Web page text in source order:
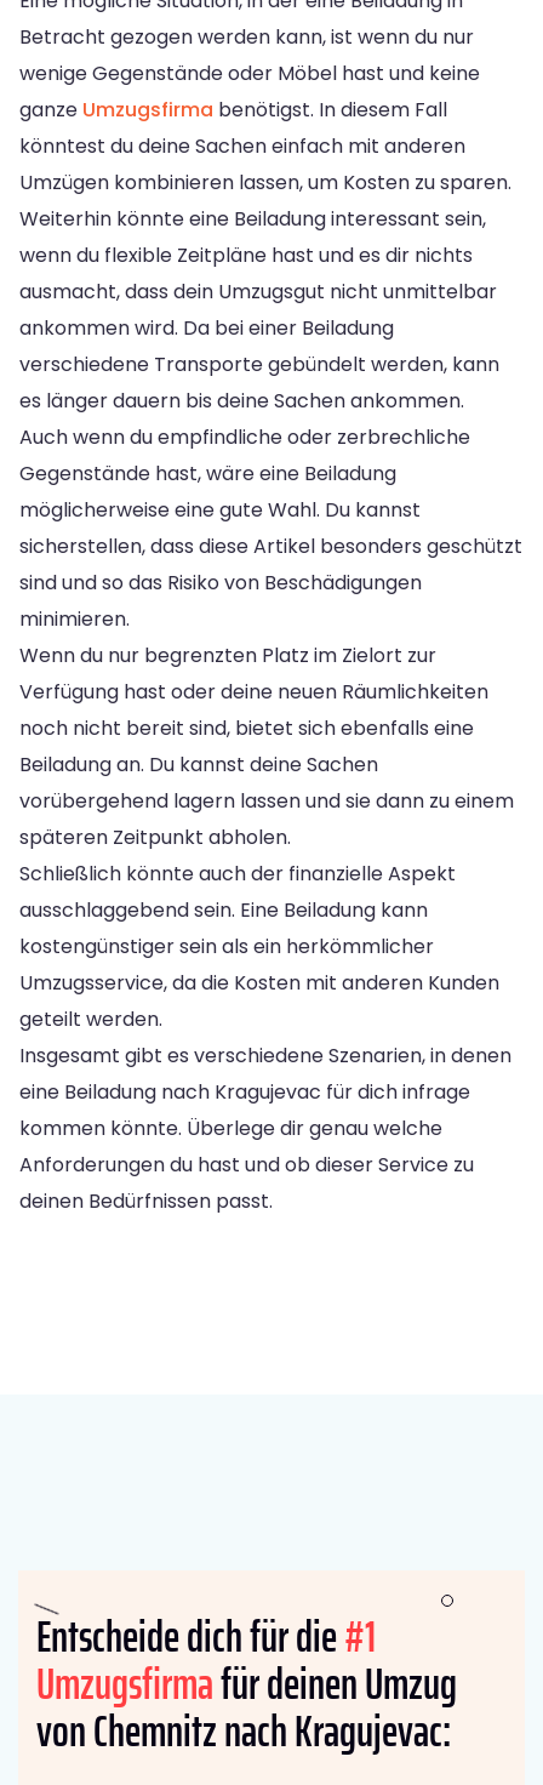
Betracht gezogen werden kann, ist wenn du nur
wenige Gegenstände oder Möbel hast und keine
ganze Umzugsfirma benötigst. In diesem Fall
könntest du deine Sachen einfach mit anderen
Umzügen kombinieren lassen, um Kosten zu sparen.
Weiterhin könnte eine Beiladung interessant sein,
wenn du flexible Zeitpläne hast und es dir nichts
ausmacht, dass dein Umzugsgut nicht unmittelbar
ankommen wird. Da bei einer Beiladung
verschiedene Transporte gebündelt werden, kann
es länger dauern bis deine Sachen ankommen.
Auch wenn du empfindliche oder zerbrechliche
Gegenstände hast, wäre eine Beiladung
möglicherweise eine gute Wahl. Du kannst
sicherstellen, dass diese Artikel besonders geschützt
sind und so das Risiko von Beschädigungen
minimieren.
Wenn du nur begrenzten Platz im Zielort zur
Verfügung hast oder deine neuen Räumlichkeiten
noch nicht bereit sind, bietet sich ebenfalls eine
Beiladung an. Du kannst deine Sachen
vorübergehend lagern lassen und sie dann zu einem
späteren Zeitpunkt abholen.
Schließlich könnte auch der finanzielle Aspekt
ausschlaggebend sein. Eine Beiladung kann
kostengünstiger sein als ein herkömmlicher
Umzugsservice, da die Kosten mit anderen Kunden
geteilt werden.
Insgesamt gibt es verschiedene Szenarien, in denen
eine Beiladung nach Kragujevac für dich infrage
kommen könnte. Überlege dir genau welche
Anforderungen du hast und ob dieser Service zu
deinen Bedürfnissen passt.
Entscheide dich für die#1
Umzugsfirmafür deinen Umzug
von Chemnitz nach Kragujevac: